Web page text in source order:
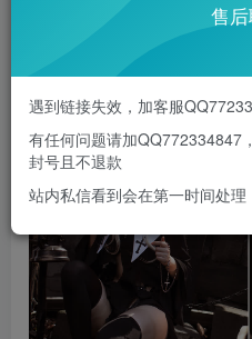
拍照风格大胆，身材绝对是
部分预览
售
遇到链接失效，加客服
有任何问题请加QQ772334847
封号且不退款
站内私信看到会在第一时间处理